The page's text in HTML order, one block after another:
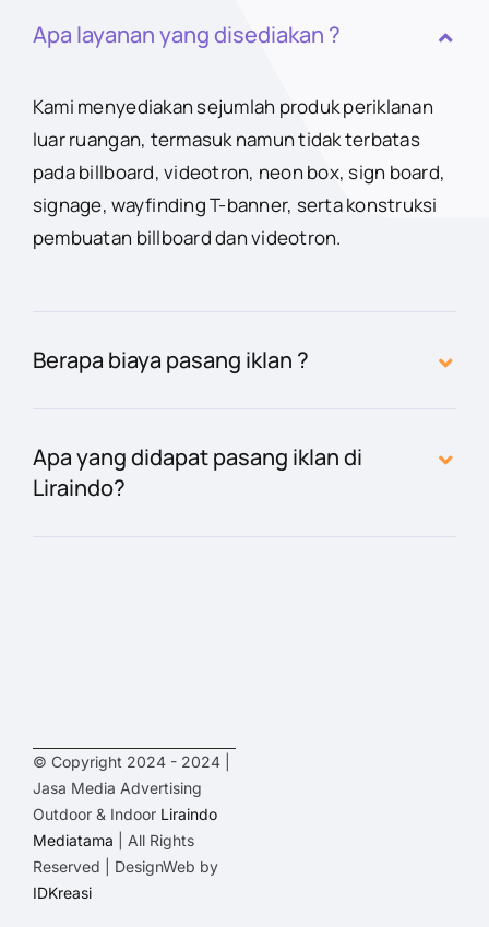
Apa layanan yang disediakan ?
Kami menyediakan sejumlah produk periklanan
luar ruangan, termasuk namun tidak terbatas
pada billboard, videotron, neon box, sign board,
signage, wayfinding T-banner, serta konstruksi
pembuatan billboard dan videotron.
Berapa biaya pasang iklan ?
Apa yang didapat pasang iklan di
Liraindo?
© Copyright 2024 - 2024 |
Jasa Media Advertising
Outdoor & Indoor Liraindo
Mediatama | All Rights
Reserved | DesignWeb by
IDKreasi